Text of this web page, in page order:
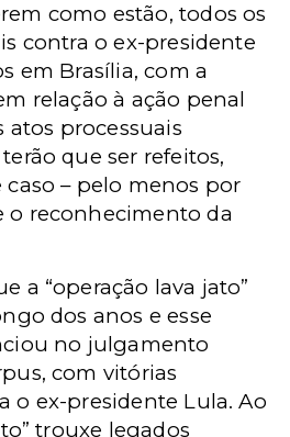
como estão, todos os
contra o ex-presidente
em Brasília, com a
relação à ação penal
processuais
que ser refeitos,
– pelo menos por
o reconhecimento da
a “operação lava jato”
dos anos e esse
no julgamento
com vitórias
o ex-presidente Lula. Ao
trouxe legados